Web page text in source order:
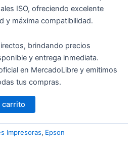
ISO, ofreciendo excelente
y máxima compatibilidad.
brindando precios
y entrega inmediata.
en MercadoLibre y emitimos
tus compras.
carrito
Impresoras, Epson